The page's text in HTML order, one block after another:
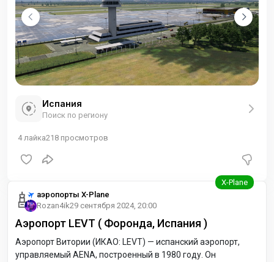
Испания
Поиск по региону
4лайка218 просмотров
аэропорты X-Plane
Rozan4ik29 сентября 2024, 20:00
Аэропорт LEVT ( Форонда, Испания )
Аэропорт Витории (ИКАО: LEVT) — испанский аэропорт,
управляемый AENA, построенный в 1980 году. Он